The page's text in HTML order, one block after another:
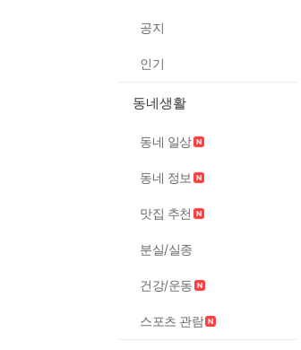
공지
인기
동네생활
동네 일상
동네 정보
맛집 추천
분실/실종
건강/운동
스포츠 관람